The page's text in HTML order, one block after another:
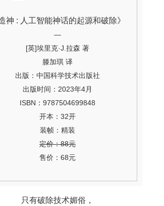
神 : 人工智能神话的起源和破除》
—
[英]埃里克·J.拉森 著
滕加琪 译
出版：中国科学技术出版社
出版时间：2023年4月
ISBN：9787504699848
开本：32开
装帧：精装
定价：88元
售价：68元
只有破除技术媚俗，